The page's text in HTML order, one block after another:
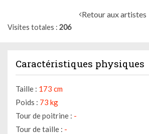
Retour aux artistes
Visites totales 206
Caractéristiques physiques
Taille : 173 cm
Poids : 73 kg
Tour de poitrine : -
Tour de taille : -